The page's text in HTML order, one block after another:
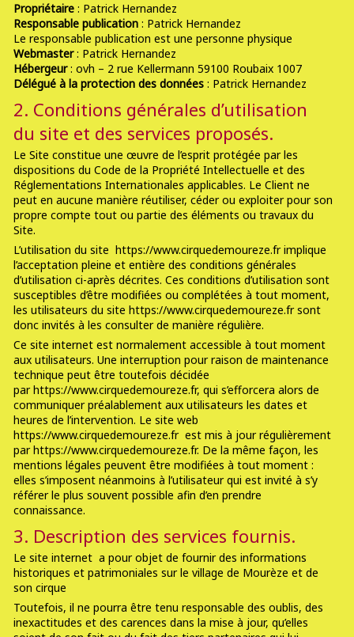
Propriétaire : Patrick Hernandez
Responsable publication : Patrick Hernandez
Le responsable publication est une personne physique
Webmaster: Patrick Hernandez
Hébergeur: ovh – 2 rue Kellermann 59100 Roubaix 1007
Délégué à la protection des données : Patrick Hernandez
2. Conditions générales d’utilisation
du site et des services proposés.
Le Site constitue une œuvre de l’esprit protégée par les
dispositions du Code de la Propriété Intellectuelle et des
Réglementations Internationales applicables. Le Client ne
peut en aucune manière réutiliser, céder ou exploiter pour son
propre compte tout ou partie des éléments ou travaux du
Site.
L’utilisation du site https://www.cirquedemoureze.fr implique
l’acceptation pleine et entière des conditions générales
d’utilisation ci-après décrites. Ces conditions d’utilisation sont
susceptibles d’être modifiées ou complétées à tout moment,
les utilisateurs du site https://www.cirquedemoureze.fr sont
donc invités à les consulter de manière régulière.
Ce site internet est normalement accessible à tout moment
aux utilisateurs. Une interruption pour raison de maintenance
technique peut être toutefois décidée
par https://www.cirquedemoureze.fr, qui s’efforcera alors de
communiquer préalablement aux utilisateurs les dates et
heures de l’intervention. Le site web
https://www.cirquedemoureze.fr est mis à jour régulièrement
par https://www.cirquedemoureze.fr. De la même façon, les
mentions légales peuvent être modifiées à tout moment :
elles s’imposent néanmoins à l’utilisateur qui est invité à s’y
référer le plus souvent possible afin d’en prendre
connaissance.
3. Description des services fournis.
Le site internet a pour objet de fournir des informations
historiques et patrimoniales sur le village de Mourèze et de
son cirque
Toutefois, il ne pourra être tenu responsable des oublis, des
inexactitudes et des carences dans la mise à jour, qu’elles